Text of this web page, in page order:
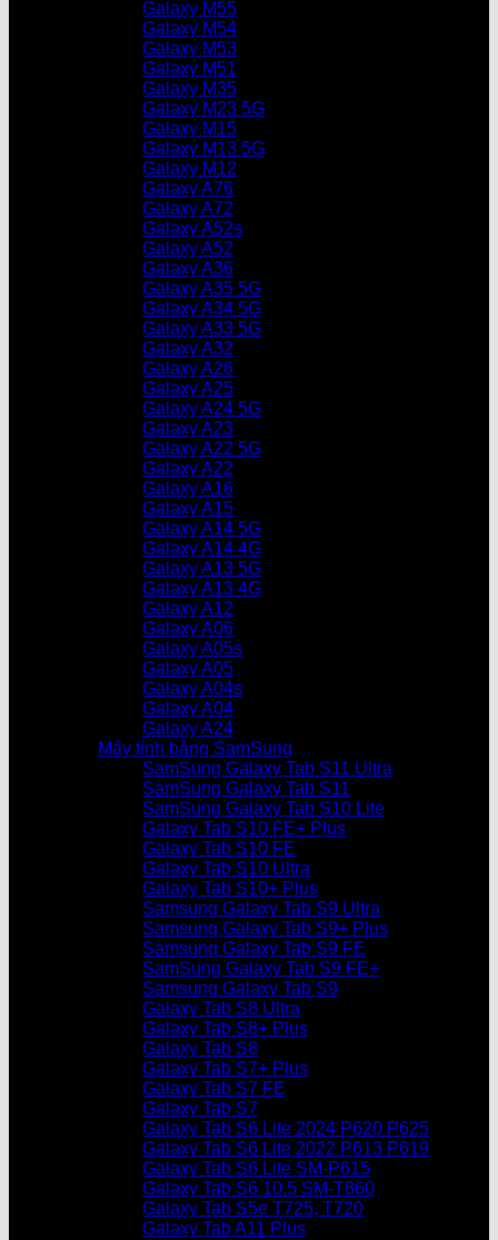
Galaxy M55
Galaxy M54
Galaxy M53
Galaxy M51
Galaxy M35
Galaxy M23 5G
Galaxy M15
Galaxy M13 5G
Galaxy M12
Galaxy A76
Galaxy A72
Galaxy A52s
Galaxy A52
Galaxy A36
Galaxy A35 5G
Galaxy A34 5G
Galaxy A33 5G
Galaxy A32
Galaxy A26
Galaxy A25
Galaxy A24 5G
Galaxy A23
Galaxy A22 5G
Galaxy A22
Galaxy A16
Galaxy A15
Galaxy A14 5G
Galaxy A14 4G
Galaxy A13 5G
Galaxy A13 4G
Galaxy A12
Galaxy A06
Galaxy A05s
Galaxy A05
Galaxy A04s
Galaxy A04
Galaxy A24
Máy tính bảng SamSung
SamSung Galaxy Tab S11 Ultra
SamSung Galaxy Tab S11
SamSung Galaxy Tab S10 Lite
Galaxy Tab S10 FE+ Plus
Galaxy Tab S10 FE
Galaxy Tab S10 Ultra
Galaxy Tab S10+ Plus
Samsung Galaxy Tab S9 Ultra
Samsung Galaxy Tab S9+ Plus
Samsung Galaxy Tab S9 FE
SamSung Galaxy Tab S9 FE+
Samsung Galaxy Tab S9
Galaxy Tab S8 Ultra
Galaxy Tab S8+ Plus
Galaxy Tab S8
Galaxy Tab S7+ Plus
Galaxy Tab S7 FE
Galaxy Tab S7
Galaxy Tab S6 Lite 2024 P620 P625
Galaxy Tab S6 Lite 2022 P613 P619
Galaxy Tab S6 Lite SM-P615
Galaxy Tab S6 10.5 SM-T860
Galaxy Tab S5e T725, T720
Galaxy Tab A11 Plus